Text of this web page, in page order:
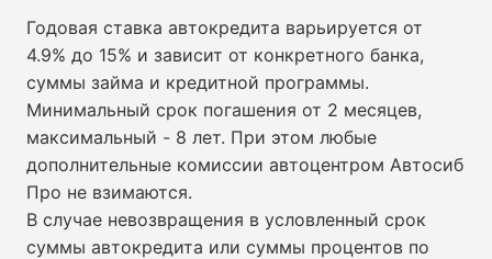
Годовая ставка автокредита варьируется от
4.9% до 15% и зависит от конкретного банка,
суммы займа и кредитной программы.
Минимальный срок погашения от 2 месяцев,
максимальный - 8 лет. При этом любые
дополнительные комиссии автоцентром Автосиб
Про не взимаются.
В случае невозвращения в условленный срок
суммы автокредита или суммы процентов по